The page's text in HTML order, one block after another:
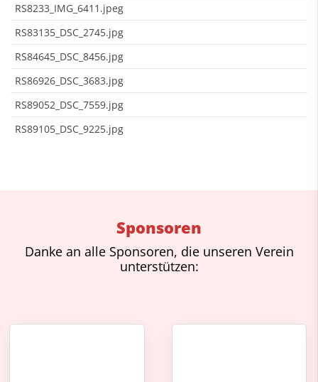
RS8233_IMG_6411.jpeg
RS83135_DSC_2745.jpg
RS84645_DSC_8456.jpg
RS86926_DSC_3683.jpg
RS89052_DSC_7559.jpg
RS89105_DSC_9225.jpg
Sponsoren
Danke an alle Sponsoren, die unseren Verein
unterstützen: